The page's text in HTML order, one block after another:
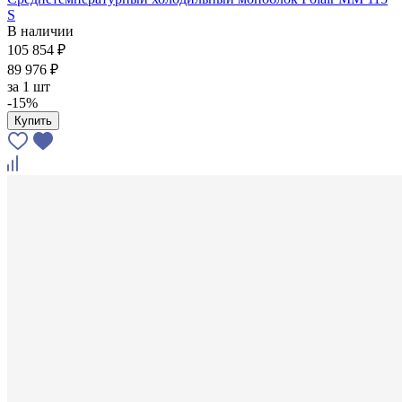
S
В наличии
105 854 ₽
89 976 ₽
за 1 шт
-15%
Купить